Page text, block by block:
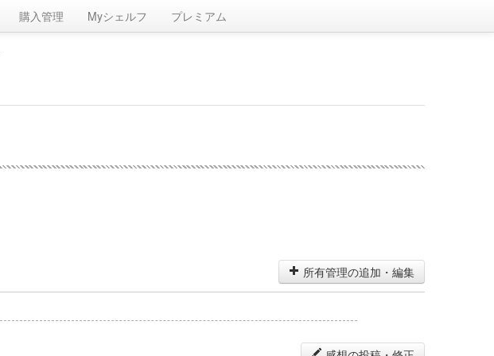
購入管理 Myシェルフ プレミアム
所有管理の追加・編集